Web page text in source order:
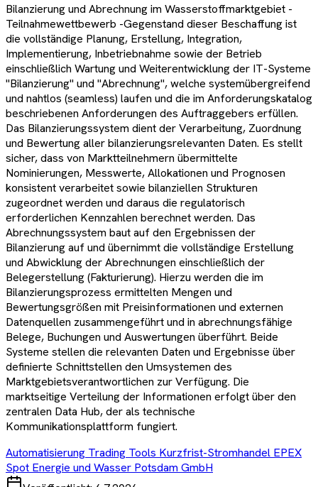
Bilanzierung und Abrechnung im Wasserstoffmarktgebiet -
Teilnahmewettbewerb -Gegenstand dieser Beschaffung ist
die vollständige Planung, Erstellung, Integration,
Implementierung, Inbetriebnahme sowie der Betrieb
einschließlich Wartung und Weiterentwicklung der IT-Systeme
"Bilanzierung" und "Abrechnung", welche systemübergreifend
und nahtlos (seamless) laufen und die im Anforderungskatalog
beschriebenen Anforderungen des Auftraggebers erfüllen.
Das Bilanzierungssystem dient der Verarbeitung, Zuordnung
und Bewertung aller bilanzierungsrelevanten Daten. Es stellt
sicher, dass von Marktteilnehmern übermittelte
Nominierungen, Messwerte, Allokationen und Prognosen
konsistent verarbeitet sowie bilanziellen Strukturen
zugeordnet werden und daraus die regulatorisch
erforderlichen Kennzahlen berechnet werden. Das
Abrechnungssystem baut auf den Ergebnissen der
Bilanzierung auf und übernimmt die vollständige Erstellung
und Abwicklung der Abrechnungen einschließlich der
Belegerstellung (Fakturierung). Hierzu werden die im
Bilanzierungsprozess ermittelten Mengen und
Bewertungsgrößen mit Preisinformationen und externen
Datenquellen zusammengeführt und in abrechnungsfähige
Belege, Buchungen und Auswertungen überführt. Beide
Systeme stellen die relevanten Daten und Ergebnisse über
definierte Schnittstellen den Umsystemen des
Marktgebietsverantwortlichen zur Verfügung. Die
marktseitige Verteilung der Informationen erfolgt über den
zentralen Data Hub, der als technische
Kommunikationsplattform fungiert.
Automatisierung Trading Tools Kurzfrist-Stromhandel EPEX
Spot Energie und Wasser Potsdam GmbH